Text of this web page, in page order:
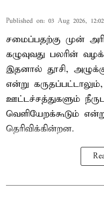
Published on: 03 Aug 2026,
சமைப்பதற்கு முன்
கழுவுவது பலரின்
இதனால் தூசி,
என்று
ஊட்டச்சத்துகளும்
வெளியேறக்கூடும்
தெரிவிக்கின்றன.